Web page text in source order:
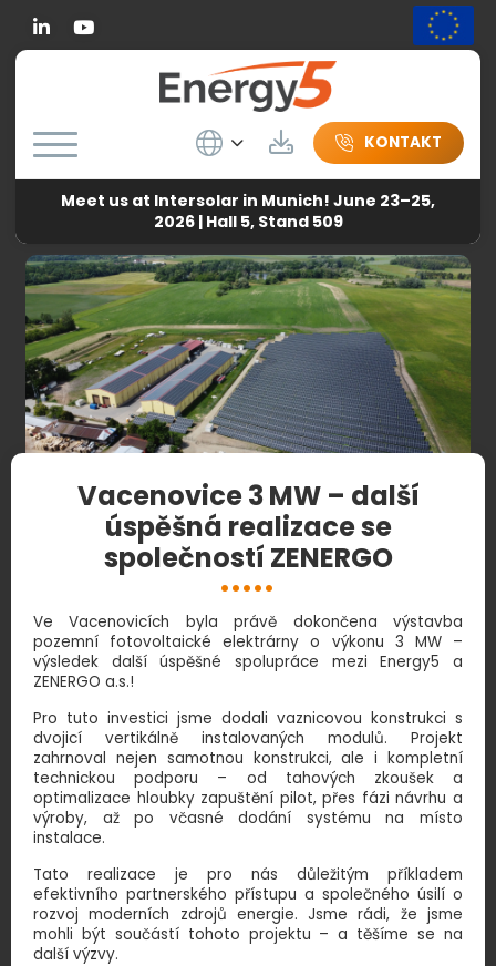
Wybierz język
Herunterladen
KONTAKT
Meet us at Intersolar in Munich! June 23–25,
2026 | Hall 5, Stand 509
Energy5 -Zprávy-Vacenovice 3 MW – další úspěšná
realizace se společností ZENERGO
Vacenovice 3 MW – další
úspěšná realizace se
společností ZENERGO
Ve Vacenovicích byla právě dokončena výstavba
pozemní fotovoltaické elektrárny o výkonu 3 MW –
výsledek další úspěšné spolupráce mezi Energy5 a
ZENERGO a.s.!
Pro tuto investici jsme dodali vaznicovou konstrukci s
dvojicí vertikálně instalovaných modulů. Projekt
zahrnoval nejen samotnou konstrukci, ale i kompletní
technickou podporu – od tahových zkoušek a
optimalizace hloubky zapuštění pilot, přes fázi návrhu a
výroby, až po včasné dodání systému na místo
instalace.
Tato realizace je pro nás důležitým příkladem
efektivního partnerského přístupu a společného úsilí o
rozvoj moderních zdrojů energie. Jsme rádi, že jsme
mohli být součástí tohoto projektu – a těšíme se na
další výzvy.